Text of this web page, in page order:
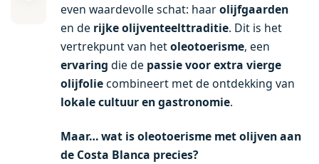
even waardevolle schat: haarolijfgaarden
en de rijke olijventeelttraditie. Dit is het
vertrekpunt van hetoleotoerisme, een
ervaring die de passie voor extra vierge
olijfoliecombineert met de ontdekking van
lokale cultuur en gastronomie.
Maar… wat is oleotoerisme met olijven aan
de Costa Blanca precies?